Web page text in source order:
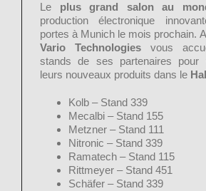
Le plus grand salon au
production électronique
portes à Munich le mois prochain.
Vario Technologies vous
stands de ses partenaires pour
leurs nouveaux produits dans le
Kolb – Stand 339
Mecalbi – Stand 155
Metzner – Stand 111
Nitronic – Stand 339
Ramatech – Stand 115
Rittmeyer – Stand 451
Schäfer – Stand 339